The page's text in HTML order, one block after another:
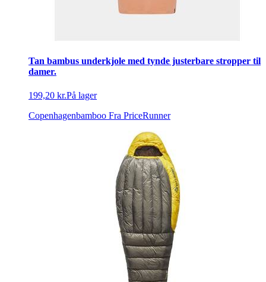
Tan bambus underkjole med tynde justerbare stropper til
damer.
199,20 kr.På lager
Copenhagenbamboo Fra PriceRunner